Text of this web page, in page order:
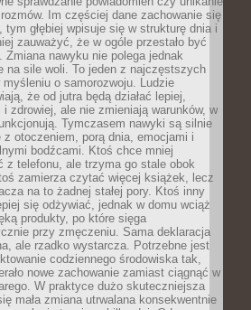
Im częściej dane zachowanie się
tym głębiej wpisuje się w strukturę dnia i
zauważyć, że w ogóle przestało być
Zmiana nawyku nie polega jednak
na sile woli. To jeden z najczęstszych
myśleniu o samorozwoju. Ludzie
że od jutra będą działać lepiej,
i zdrowiej, ale nie zmieniają warunków, w
Tymczasem nawyki są silnie
z otoczeniem, porą dnia, emocjami i
bodźcami. Ktoś chce mniej
z telefonu, ale trzyma go stale obok
zamierza czytać więcej książek, lecz
na to żadnej stałej pory. Ktoś inny
się odżywiać, jednak w domu wciąż
produkty, po które sięga
przy zmęczeniu. Sama deklaracja
ale rzadko wystarcza. Potrzebne jest
codziennego środowiska tak,
nowe zachowanie zamiast ciągnąć w
W praktyce dużo skuteczniejsza
mała zmiana utrwalana konsekwentnie